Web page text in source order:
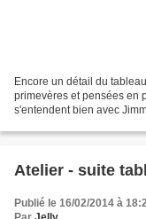
Encore un détail du
primevères et pensées en
s'entendent bien avec
Atelier - suite
Publié le 16/02/2014 à